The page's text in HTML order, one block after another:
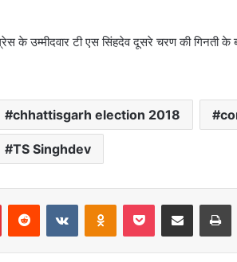
के उम्मीदवार टी एस सिंहदेव दूसरे चरण की गिनती
chhattisgarh election 2018
TS Singhdev
PinterestReddit VKontakteOdnoklassniki
Pocket Share via Email